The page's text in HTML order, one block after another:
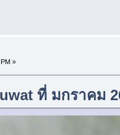
»
ที่ มกราคม